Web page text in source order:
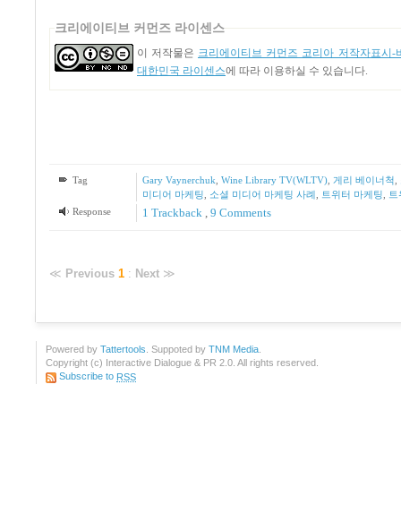
크리에이티브 커먼즈 라이센스
이 저작물은 크리에이티브 커먼즈 코리아 저작자표시-
대한민국 라이센스에 따라 이용하실 수 있습니다.
Tag Gary Vaynerchuk Wine Library TV(WLTV), 게리 베이너척
미디어 마케팅
소셜 미디어 마케팅 사례 트위터 마케팅
Response
1 Trackback 9 Comments
≪ Previous 1 : Next ≫
Powered by Tattertools. Suppoted by TNM Media.
Copyright (c) Interactive Dialogue & PR 2.0. All rights reserved.
Subscribe to RSS